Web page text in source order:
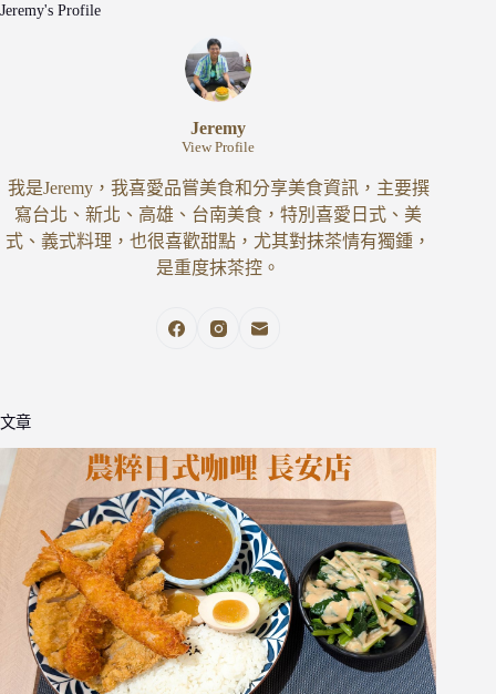
Jeremy's Profile
Jeremy
View Profile
我是Jeremy，我喜愛品嘗美食和分享美食資訊，主要撰
寫台北、新北、高雄、台南美食，特別喜愛日式、美
式、義式料理，也很喜歡甜點，尤其對抹茶情有獨鍾，
是重度抹茶控。
文章